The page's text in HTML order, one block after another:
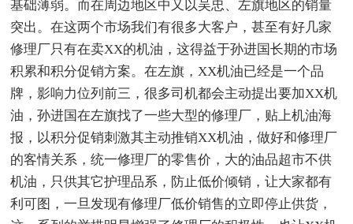
基础薄弱。而在周边地区中又以吴忠、左旗地区的销量
突出。在这两个市场我们有很多大客户，甚至有好几家
修理厂只有在卖XX的机油，这得益于孙进国长期的市场
积累和积分促销方案。在左旗，XX机油已经是一个品
牌，影响力位列前三，很多司机都会主动提出要加XX机
油，孙进国在左旗找了一些大型的修理厂，贴上机油海
报，以积分促销刺激其主动推销XX机油，做好和修理厂
的客情关系，统一修理厂的零售价，大的油品超市不供
机油，只供其它护理品系，防止低价倾销，让大家都有
利可图，一旦发现有修理厂低价销售的立即停止供货，